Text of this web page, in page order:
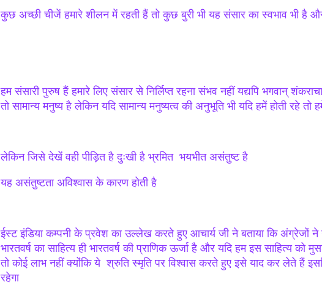
कुछ अच्छी चीजें हमारे शीलन में रहती हैं तो कुछ बुरी भी यह संसार का स्वभाव भी है
हम संसारी पुरुष हैं हमारे लिए संसार से निर्लिप्त रहना संभव नहीं यद्यपि भगवान्
तो सामान्य मनुष्य है लेकिन यदि सामान्य मनुष्यत्व की अनुभूति भी यदि हमें होती रहे तो
लेकिन जिसे देखें वही पीड़ित है दुःखी है भ्रमित भयभीत असंतुष्ट है
यह असंतुष्टता अविश्वास के कारण होती है
ईस्ट इंडिया कम्पनी के प्रवेश का उल्लेख करते हुए आचार्य जी ने बताया कि अंग्रेजों ने
भारतवर्ष का साहित्य ही भारतवर्ष की प्राणिक ऊर्जा है और यदि हम इस साहित्य को
तो कोई लाभ नहीं क्योंकि ये श्रुति स्मृति पर विश्वास करते हुए इसे याद कर लेते हैं
रहेगा